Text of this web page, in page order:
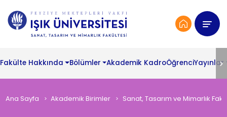
Fakülte Hakkında Bölümler Akademik KadroÖğrenciYayınlar
Ana Sayfa Akademik Birimler Sanat, Tasarım ve Mimarlık